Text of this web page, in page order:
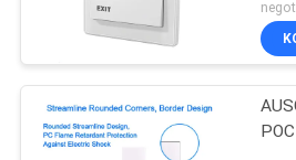
ANGEBOT
SITEMAP
Gesichts-